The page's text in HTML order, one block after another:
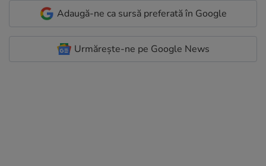
Adaugă-ne ca sursă preferată în Google
Urmărește-ne pe Google News